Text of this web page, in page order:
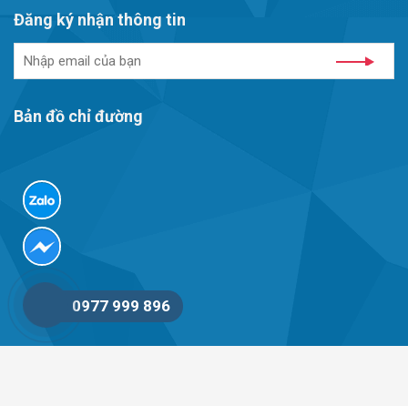
Đăng ký nhận thông tin
Bản đồ chỉ đường
0977 999 896